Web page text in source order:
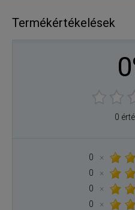
Termékértékelések
0
0
×
0
×
0
×
0
×